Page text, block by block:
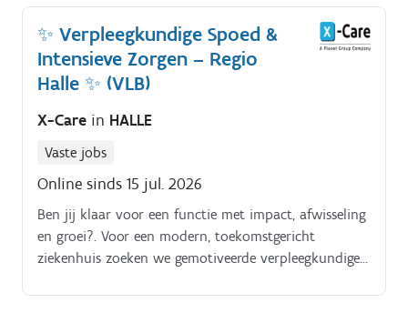
✨ Verpleegkundige Spoed &
Intensieve Zorgen – Regio
Halle ✨ (VLB)
X-Care in HALLE
Vaste jobs
Online sinds 15 jul. 2026
Ben jij klaar voor een functie met impact, afwisseling
en groei?. Voor een modern, toekomstgericht
ziekenhuis zoeken we gemotiveerde verpleegkundigen
Zorgen Dit is dé ideale job voor verpleegkundigen die